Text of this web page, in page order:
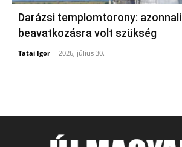
Darázsi templomtorony: azonnali
beavatkozásra volt szükség
Tatai Igor - 2026, július 30.